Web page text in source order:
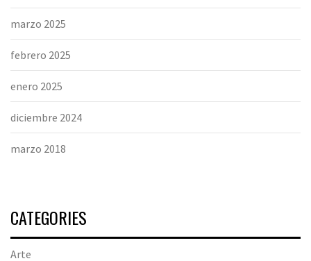
marzo 2025
febrero 2025
enero 2025
diciembre 2024
marzo 2018
CATEGORIES
Arte